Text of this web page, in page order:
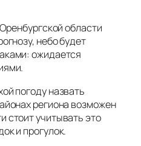
области
небо будет
ожидается
погоду назвать
региона возможен
стоит учитывать это
и прогулок.